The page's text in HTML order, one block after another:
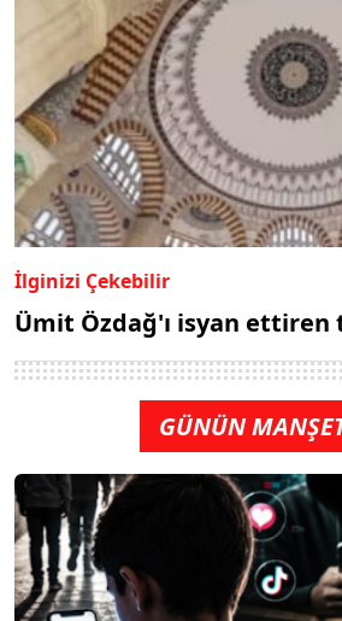
İlginizi Çekebilir
Ümit Özdağ'ı isyan ettiren
GÜNÜN